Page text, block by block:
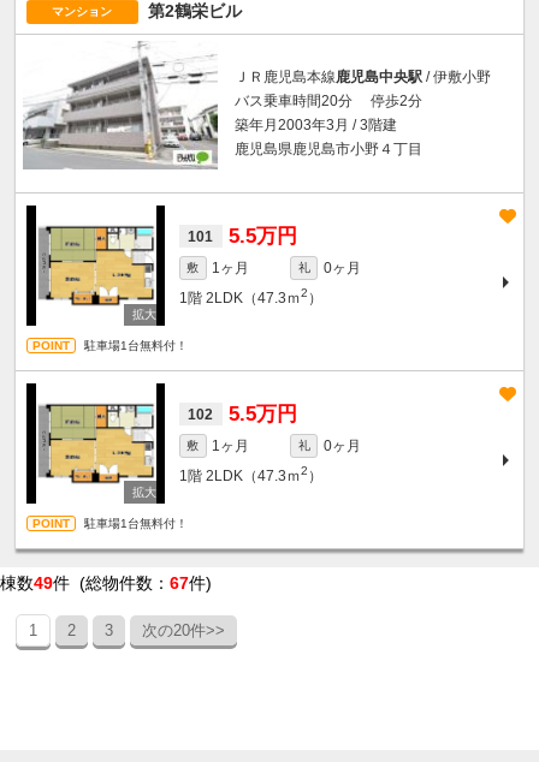
マンション 第2鶴栄ビル
ＪＲ鹿児島本線鹿児島中央駅 / 伊敷小野
バス乗車時間20分 停歩2分
築年月2003年3月 / 3階建
鹿児島県鹿児島市小野４丁目
101 5.5万円
敷 1ヶ月 礼
0ヶ月
1階 2LDK（47.3ｍ2 ）
駐車場1台無料付！
102 5.5万円
敷 1ヶ月 礼
0ヶ月
1階 2LDK（47.3ｍ2 ）
駐車場1台無料付！
棟数49件 (総物件数： 67件)
1 2 3 次の20件>>